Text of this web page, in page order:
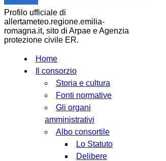
Profilo ufficiale di
allertameteo.regione.emilia-
romagna.it, sito di Arpae e Agenzia
protezione civile ER.
Home
Il consorzio
Storia e cultura
Fonti normative
Gli organi
amministrativi
Albo consortile
Lo Statuto
Delibere